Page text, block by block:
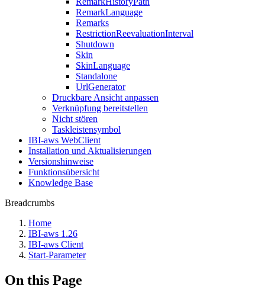
RemarkLanguage
Remarks
RestrictionReevaluationInterval
Shutdown
Skin
SkinLanguage
Standalone
UrlGenerator
Druckbare Ansicht anpassen
Verknüpfung bereitstellen
Nicht stören
Taskleistensymbol
IBI-aws WebClient
Installation und Aktualisierungen
Versionshinweise
Funktionsübersicht
Knowledge Base
Breadcrumbs
Home
IBI-aws 1.26
IBI-aws Client
Start-Parameter
On this Page